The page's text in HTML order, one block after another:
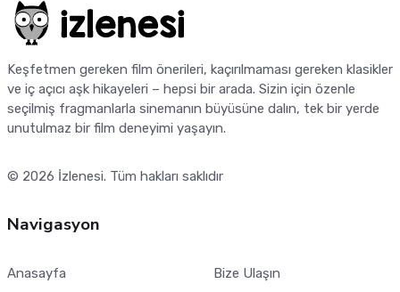
Keşfetmen gereken film önerileri, kaçırılmaması gereken klasikler
ve iç açıcı aşk hikayeleri – hepsi bir arada. Sizin için özenle
seçilmiş fragmanlarla sinemanın büyüsüne dalın, tek bir yerde
unutulmaz bir film deneyimi yaşayın.
© 2026 İzlenesi. Tüm hakları saklıdır
Navigasyon
Anasayfa
Bize Ulaşın